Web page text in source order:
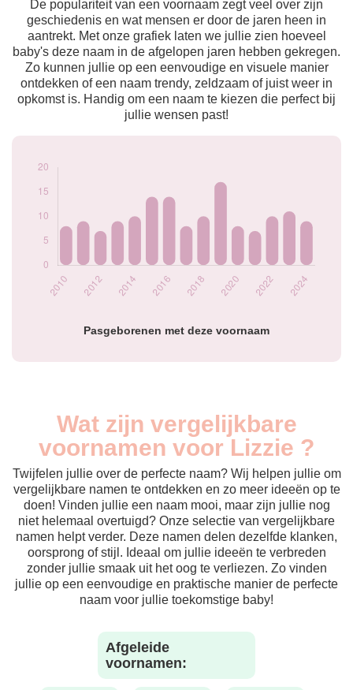
De populariteit van een voornaam zegt veel over zijn
geschiedenis en wat mensen er door de jaren heen in
aantrekt. Met onze grafiek laten we jullie zien hoeveel
baby's deze naam in de afgelopen jaren hebben gekregen.
Zo kunnen jullie op een eenvoudige en visuele manier
ontdekken of een naam trendy, zeldzaam of juist weer in
opkomst is. Handig om een naam te kiezen die perfect bij
jullie wensen past!
Pasgeborenen met deze voornaam
Popularité du
prénom Lizzie par
2011
9
2012
7
2013
9
2014
10
2015
14
2016
14
2021
2022
11
Wat zijn vergelijkbare
voornamen voor Lizzie ?
Twijfelen jullie over de perfecte naam? Wij helpen jullie om
vergelijkbare namen te ontdekken en zo meer ideeën op te
doen! Vinden jullie een naam mooi, maar zijn jullie nog
niet helemaal overtuigd? Onze selectie van vergelijkbare
namen helpt verder. Deze namen delen dezelfde klanken,
oorsprong of stijl. Ideaal om jullie ideeën te verbreden
zonder jullie smaak uit het oog te verliezen. Zo vinden
jullie op een eenvoudige en praktische manier de perfecte
naam voor jullie toekomstige baby!
Afgeleide
voornamen: